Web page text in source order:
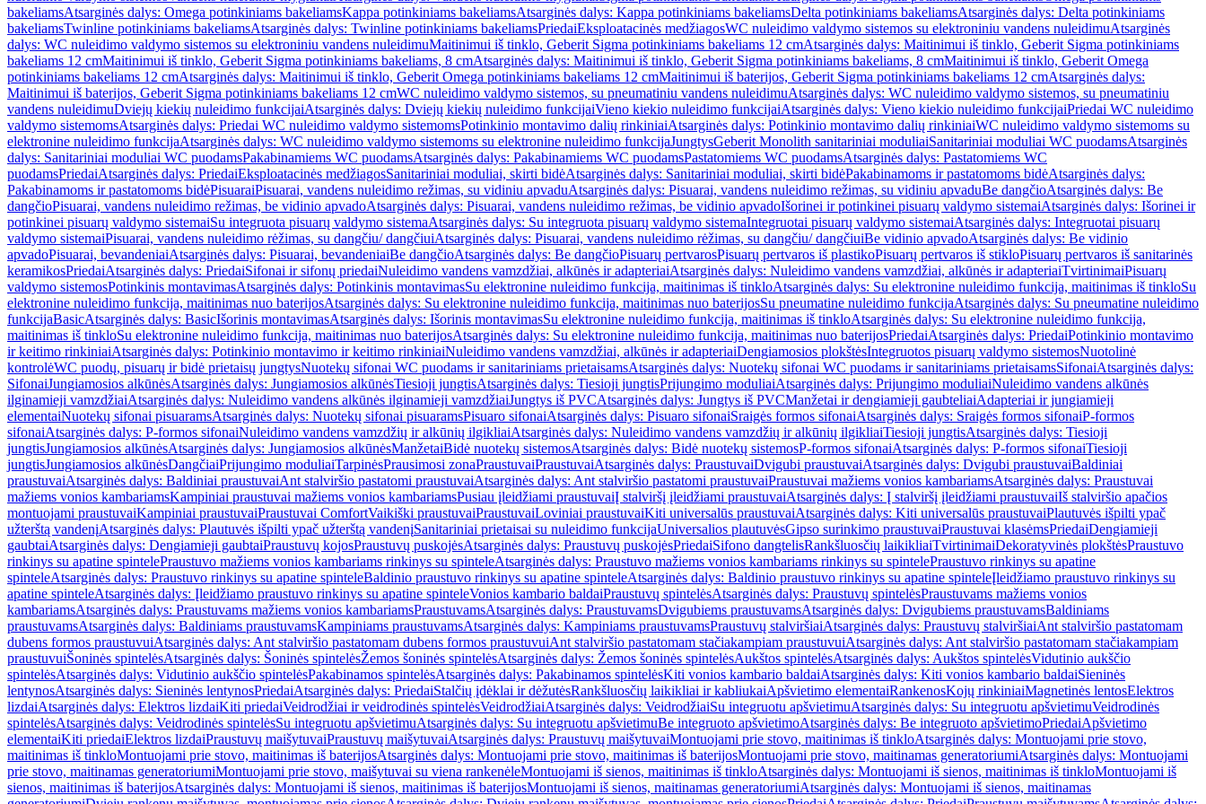
bakeliamsAtsarginės dalys: Omega potinkiniams bakeliamsKappa potinkiniams bakeliamsAtsarginės dalys: Kappa potinkiniams bakeliamsDelta potinkiniams bakeliamsAtsarginės dalys: Delta potinkiniams
bakeliamsTwinline potinkiniams bakeliamsAtsarginės dalys: Twinline potinkiniams bakeliamsPriedaiEksploatacinės medžiagosWC nuleidimo valdymo sistemos su elektroniniu vandens nuleidimuAtsarginės
dalys: WC nuleidimo valdymo sistemos su elektroniniu vandens nuleidimuMaitinimui iš tinklo, Geberit Sigma potinkiniams bakeliams 12 cmAtsarginės dalys: Maitinimui iš tinklo, Geberit Sigma potinkiniams
bakeliams 12 cmMaitinimui iš tinklo, Geberit Sigma potinkiniams bakeliams, 8 cmAtsarginės dalys: Maitinimui iš tinklo, Geberit Sigma potinkiniams bakeliams, 8 cmMaitinimui iš tinklo, Geberit Omega
potinkiniams bakeliams 12 cmAtsarginės dalys: Maitinimui iš tinklo, Geberit Omega potinkiniams bakeliams 12 cmMaitinimui iš baterijos, Geberit Sigma potinkiniams bakeliams 12 cmAtsarginės dalys:
Maitinimui iš baterijos, Geberit Sigma potinkiniams bakeliams 12 cmWC nuleidimo valdymo sistemos, su pneumatiniu vandens nuleidimuAtsarginės dalys: WC nuleidimo valdymo sistemos, su pneumatiniu
vandens nuleidimuDviejų kiekių nuleidimo funkcijaiAtsarginės dalys: Dviejų kiekių nuleidimo funkcijaiVieno kiekio nuleidimo funkcijaiAtsarginės dalys: Vieno kiekio nuleidimo funkcijaiPriedai WC nuleidimo
valdymo sistemomsAtsarginės dalys: Priedai WC nuleidimo valdymo sistemomsPotinkinio montavimo dalių rinkiniaiAtsarginės dalys: Potinkinio montavimo dalių rinkiniaiWC nuleidimo valdymo sistemoms su
elektronine nuleidimo funkcijaAtsarginės dalys: WC nuleidimo valdymo sistemoms su elektronine nuleidimo funkcijaJungtysGeberit Monolith sanitariniai moduliaiSanitariniai moduliai WC puodamsAtsarginės
dalys: Sanitariniai moduliai WC puodamsPakabinamiems WC puodamsAtsarginės dalys: Pakabinamiems WC puodamsPastatomiems WC puodamsAtsarginės dalys: Pastatomiems WC
puodamsPriedaiAtsarginės dalys: PriedaiEksploatacinės medžiagosSanitariniai moduliai, skirti bidėAtsarginės dalys: Sanitariniai moduliai, skirti bidėPakabinamoms ir pastatomoms bidėAtsarginės dalys:
Pakabinamoms ir pastatomoms bidėPisuaraiPisuarai, vandens nuleidimo režimas, su vidiniu apvaduAtsarginės dalys: Pisuarai, vandens nuleidimo režimas, su vidiniu apvaduBe dangčioAtsarginės dalys: Be
dangčioPisuarai, vandens nuleidimo režimas, be vidinio apvadoAtsarginės dalys: Pisuarai, vandens nuleidimo režimas, be vidinio apvadoIšorinei ir potinkinei pisuarų valdymo sistemaiAtsarginės dalys: Išorinei ir
potinkinei pisuarų valdymo sistemaiSu integruota pisuarų valdymo sistemaAtsarginės dalys: Su integruota pisuarų valdymo sistemaIntegruotai pisuarų valdymo sistemaiAtsarginės dalys: Integruotai pisuarų
valdymo sistemaiPisuarai, vandens nuleidimo rėžimas, su dangčiu/ dangčiuiAtsarginės dalys: Pisuarai, vandens nuleidimo rėžimas, su dangčiu/ dangčiuiBe vidinio apvadoAtsarginės dalys: Be vidinio
apvadoPisuarai, bevandeniaiAtsarginės dalys: Pisuarai, bevandeniaiBe dangčioAtsarginės dalys: Be dangčioPisuarų pertvarosPisuarų pertvaros iš plastikoPisuarų pertvaros iš stikloPisuarų pertvaros iš sanitarinės
keramikosPriedaiAtsarginės dalys: PriedaiSifonai ir sifonų priedaiNuleidimo vandens vamzdžiai, alkūnės ir adapteriaiAtsarginės dalys: Nuleidimo vandens vamzdžiai, alkūnės ir adapteriaiTvirtinimaiPisuarų
valdymo sistemosPotinkinis montavimasAtsarginės dalys: Potinkinis montavimasSu elektronine nuleidimo funkcija, maitinimas iš tinkloAtsarginės dalys: Su elektronine nuleidimo funkcija, maitinimas iš tinkloSu
elektronine nuleidimo funkcija, maitinimas nuo baterijosAtsarginės dalys: Su elektronine nuleidimo funkcija, maitinimas nuo baterijosSu pneumatine nuleidimo funkcijaAtsarginės dalys: Su pneumatine nuleidimo
funkcijaBasicAtsarginės dalys: BasicIšorinis montavimasAtsarginės dalys: Išorinis montavimasSu elektronine nuleidimo funkcija, maitinimas iš tinkloAtsarginės dalys: Su elektronine nuleidimo funkcija,
maitinimas iš tinkloSu elektronine nuleidimo funkcija, maitinimas nuo baterijosAtsarginės dalys: Su elektronine nuleidimo funkcija, maitinimas nuo baterijosPriedaiAtsarginės dalys: PriedaiPotinkinio montavimo
ir keitimo rinkiniaiAtsarginės dalys: Potinkinio montavimo ir keitimo rinkiniaiNuleidimo vandens vamzdžiai, alkūnės ir adapteriaiDengiamosios plokštėsIntegruotos pisuarų valdymo sistemosNuotolinė
kontrolėWC puodų, pisuarų ir bidė prietaisų jungtysNuotekų sifonai WC puodams ir sanitariniams prietaisamsAtsarginės dalys: Nuotekų sifonai WC puodams ir sanitariniams prietaisamsSifonaiAtsarginės dalys:
SifonaiJungiamosios alkūnėsAtsarginės dalys: Jungiamosios alkūnėsTiesioji jungtisAtsarginės dalys: Tiesioji jungtisPrijungimo moduliaiAtsarginės dalys: Prijungimo moduliaiNuleidimo vandens alkūnės
ilginamieji vamzdžiaiAtsarginės dalys: Nuleidimo vandens alkūnės ilginamieji vamzdžiaiJungtys iš PVCAtsarginės dalys: Jungtys iš PVCManžetai ir dengiamieji gaubteliaiAdapteriai ir jungiamieji
elementaiNuotekų sifonai pisuaramsAtsarginės dalys: Nuotekų sifonai pisuaramsPisuaro sifonaiAtsarginės dalys: Pisuaro sifonaiSraigės formos sifonaiAtsarginės dalys: Sraigės formos sifonaiP-formos
sifonaiAtsarginės dalys: P-formos sifonaiNuleidimo vandens vamzdžių ir alkūnių ilgikliaiAtsarginės dalys: Nuleidimo vandens vamzdžių ir alkūnių ilgikliaiTiesioji jungtisAtsarginės dalys: Tiesioji
jungtisJungiamosios alkūnėsAtsarginės dalys: Jungiamosios alkūnėsManžetaiBidė nuotekų sistemosAtsarginės dalys: Bidė nuotekų sistemosP-formos sifonaiAtsarginės dalys: P-formos sifonaiTiesioji
jungtisJungiamosios alkūnėsDangčiaiPrijungimo moduliaiTarpinėsPrausimosi zonaPraustuvaiPraustuvaiAtsarginės dalys: PraustuvaiDvigubi praustuvaiAtsarginės dalys: Dvigubi praustuvaiBaldiniai
praustuvaiAtsarginės dalys: Baldiniai praustuvaiAnt stalviršio pastatomi praustuvaiAtsarginės dalys: Ant stalviršio pastatomi praustuvaiPraustuvai mažiems vonios kambariamsAtsarginės dalys: Praustuvai
mažiems vonios kambariamsKampiniai praustuvai mažiems vonios kambariamsPusiau įleidžiami praustuvaiĮ stalviršį įleidžiami praustuvaiAtsarginės dalys: Į stalviršį įleidžiami praustuvaiIš stalviršio apačios
montuojami praustuvaiKampiniai praustuvaiPraustuvai ComfortVaikiški praustuvaiPraustuvaiLoviniai praustuvaiKiti universalūs praustuvaiAtsarginės dalys: Kiti universalūs praustuvaiPlautuvės išpilti ypač
užterštą vandenįAtsarginės dalys: Plautuvės išpilti ypač užterštą vandenįSanitariniai prietaisai su nuleidimo funkcijaUniversalios plautuvėsGipso surinkimo praustuvaiPraustuvai klasėmsPriedaiDengiamieji
gaubtaiAtsarginės dalys: Dengiamieji gaubtaiPraustuvų kojosPraustuvų puskojėsAtsarginės dalys: Praustuvų puskojėsPriedaiSifono dangtelisRankšluosčių laikikliaiTvirtinimaiDekoratyvinės plokštėsPraustuvo
rinkinys su apatine spintelePraustuvo mažiems vonios kambariams rinkinys su spinteleAtsarginės dalys: Praustuvo mažiems vonios kambariams rinkinys su spintelePraustuvo rinkinys su apatine
spinteleAtsarginės dalys: Praustuvo rinkinys su apatine spinteleBaldinio praustuvo rinkinys su apatine spinteleAtsarginės dalys: Baldinio praustuvo rinkinys su apatine spinteleĮleidžiamo praustuvo rinkinys su
apatine spinteleAtsarginės dalys: Įleidžiamo praustuvo rinkinys su apatine spinteleVonios kambario baldaiPraustuvų spintelėsAtsarginės dalys: Praustuvų spintelėsPraustuvams mažiems vonios
kambariamsAtsarginės dalys: Praustuvams mažiems vonios kambariamsPraustuvamsAtsarginės dalys: PraustuvamsDvigubiems praustuvamsAtsarginės dalys: Dvigubiems praustuvamsBaldiniams
praustuvamsAtsarginės dalys: Baldiniams praustuvamsKampiniams praustuvamsAtsarginės dalys: Kampiniams praustuvamsPraustuvų stalviršiaiAtsarginės dalys: Praustuvų stalviršiaiAnt stalviršio pastatomam
dubens formos praustuvuiAtsarginės dalys: Ant stalviršio pastatomam dubens formos praustuvuiAnt stalviršio pastatomam stačiakampiam praustuvuiAtsarginės dalys: Ant stalviršio pastatomam stačiakampiam
praustuvuiŠoninės spintelėsAtsarginės dalys: Šoninės spintelėsŽemos šoninės spintelėsAtsarginės dalys: Žemos šoninės spintelėsAukštos spintelėsAtsarginės dalys: Aukštos spintelėsVidutinio aukščio
spintelėsAtsarginės dalys: Vidutinio aukščio spintelėsPakabinamos spintelėsAtsarginės dalys: Pakabinamos spintelėsKiti vonios kambario baldaiAtsarginės dalys: Kiti vonios kambario baldaiSieninės
lentynosAtsarginės dalys: Sieninės lentynosPriedaiAtsarginės dalys: PriedaiStalčių įdėklai ir dėžutėsRankšluosčių laikikliai ir kabliukaiApšvietimo elementaiRankenosKojų rinkiniaiMagnetinės lentosElektros
lizdaiAtsarginės dalys: Elektros lizdaiKiti priedaiVeidrodžiai ir veidrodinės spintelėsVeidrodžiaiAtsarginės dalys: VeidrodžiaiSu integruotu apšvietimuAtsarginės dalys: Su integruotu apšvietimuVeidrodinės
spintelėsAtsarginės dalys: Veidrodinės spintelėsSu integruotu apšvietimuAtsarginės dalys: Su integruotu apšvietimuBe integruoto apšvietimoAtsarginės dalys: Be integruoto apšvietimoPriedaiApšvietimo
elementaiKiti priedaiElektros lizdaiPraustuvų maišytuvaiPraustuvų maišytuvaiAtsarginės dalys: Praustuvų maišytuvaiMontuojami prie stovo, maitinimas iš tinkloAtsarginės dalys: Montuojami prie stovo,
maitinimas iš tinkloMontuojami prie stovo, maitinimas iš baterijosAtsarginės dalys: Montuojami prie stovo, maitinimas iš baterijosMontuojami prie stovo, maitinamas generatoriumiAtsarginės dalys: Montuojami
prie stovo, maitinamas generatoriumiMontuojami prie stovo, maišytuvai su viena rankenėleMontuojami iš sienos, maitinimas iš tinkloAtsarginės dalys: Montuojami iš sienos, maitinimas iš tinkloMontuojami iš
sienos, maitinimas iš baterijosAtsarginės dalys: Montuojami iš sienos, maitinimas iš baterijosMontuojami iš sienos, maitinamas generatoriumiAtsarginės dalys: Montuojami iš sienos, maitinamas